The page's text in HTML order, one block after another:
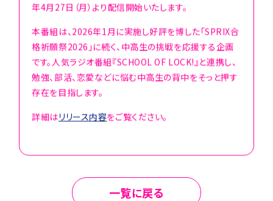
年4月27日（月）より配信開始いたします。
本番組は、2026年1月に実施し好評を博した「SPRIX合
格祈願祭2026」に続く、中高生の挑戦を応援する企画
です。人気ラジオ番組『SCHOOL OF LOCK!』と連携し、
勉強、部活、恋愛などに悩む中高生の背中をそっと押す
存在を目指します。
詳細はリリース内容をご覧ください。
一覧に戻る